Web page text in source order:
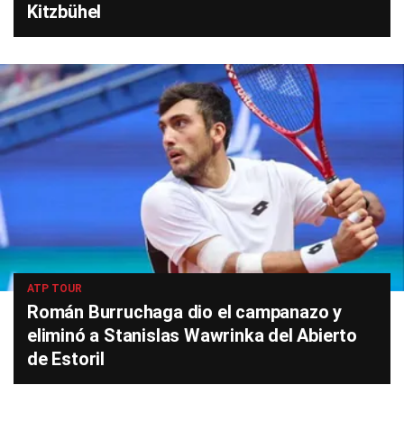
Kitzbühel
ATP TOUR
Román Burruchaga dio el campanazo y
eliminó a Stanislas Wawrinka del Abierto
de Estoril